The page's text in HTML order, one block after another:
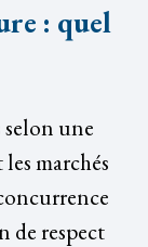
: quel
une
marchés
de respect